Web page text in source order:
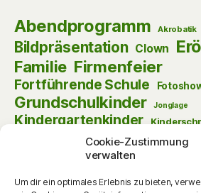
Cookie-Zustimmung
verwalten
Um dir ein optimales Erlebnis zu bieten,
Abendprogramm Akrobatik
Bildpräsentation Clown
Familie Firmenfeier
Fortführende Schule
Grundschulkinder Jonglage
Kindergartenkinder
Krimi-Dinner Kulturnacht
Lust am Lesen Matinee
Online
Pantomime